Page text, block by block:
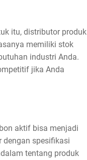
itu, distributor produk
memiliki stok
industri Anda.
jika Anda
aktif bisa menjadi
spesifikasi
tentang produk